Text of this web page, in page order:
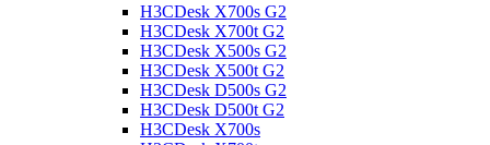
H3CDesk X700s G2
H3CDesk X700t G2
H3CDesk X500s G2
H3CDesk X500t G2
H3CDesk D500s G2
H3CDesk D500t G2
H3CDesk X700s